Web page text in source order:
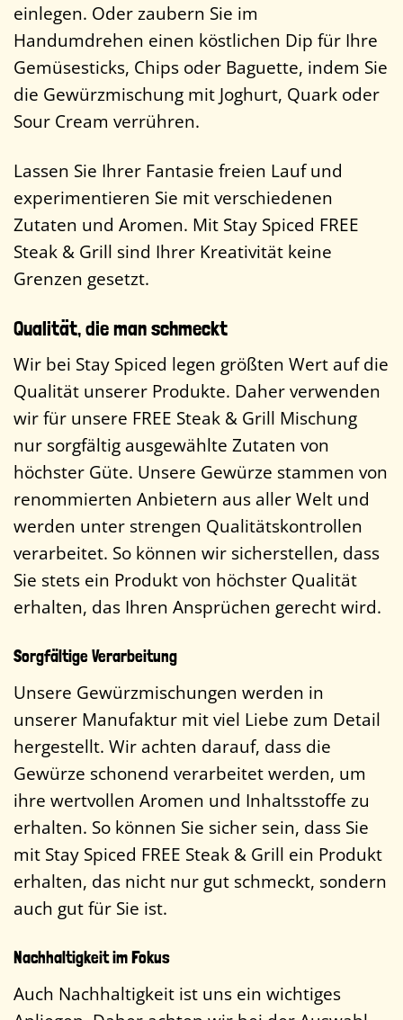
einlegen. Oder zaubern Sie im
Handumdrehen einen köstlichen Dip für Ihre
Gemüsesticks, Chips oder Baguette, indem Sie
die Gewürzmischung mit Joghurt, Quark oder
Sour Cream verrühren.
Lassen Sie Ihrer Fantasie freien Lauf und
experimentieren Sie mit verschiedenen
Zutaten und Aromen. Mit Stay Spiced FREE
Steak & Grill sind Ihrer Kreativität keine
Grenzen gesetzt.
Qualität, die man schmeckt
Wir bei Stay Spiced legen größten Wert auf die
Qualität unserer Produkte. Daher verwenden
wir für unsere FREE Steak & Grill Mischung
nur sorgfältig ausgewählte Zutaten von
höchster Güte. Unsere Gewürze stammen von
renommierten Anbietern aus aller Welt und
werden unter strengen Qualitätskontrollen
verarbeitet. So können wir sicherstellen, dass
Sie stets ein Produkt von höchster Qualität
erhalten, das Ihren Ansprüchen gerecht wird.
Sorgfältige Verarbeitung
Unsere Gewürzmischungen werden in
unserer Manufaktur mit viel Liebe zum Detail
hergestellt. Wir achten darauf, dass die
Gewürze schonend verarbeitet werden, um
ihre wertvollen Aromen und Inhaltsstoffe zu
erhalten. So können Sie sicher sein, dass Sie
mit Stay Spiced FREE Steak & Grill ein Produkt
erhalten, das nicht nur gut schmeckt, sondern
auch gut für Sie ist.
Nachhaltigkeit im Fokus
Auch Nachhaltigkeit ist uns ein wichtiges